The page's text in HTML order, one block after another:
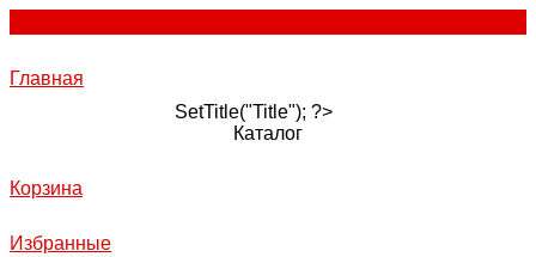
Главная
SetTitle("Title"); ?>
Каталог
Корзина
Избранные